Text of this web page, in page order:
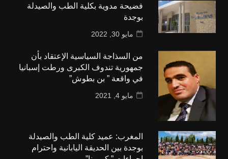
فضيحة مدوية بكلية الطب والصيدلة
بوجدة
مايو 30, 2022
من السذاجة السياسية الإعتقاد بأن
جمهورية تندوف الكبرى ورطت إسبانيا
في واقعة ” بن بطوش”
مايو 4, 2021
المغرب: عميد كلية الطب والصيدلة
بوجدة بين الحديقة اليابانية واحترام